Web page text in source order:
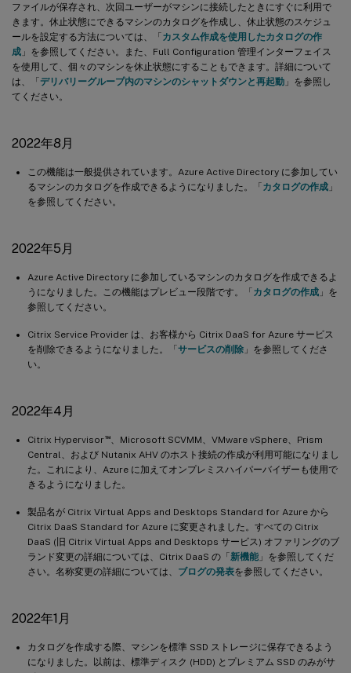
ファイルが保存され、次回ユーザーがマシンに接続したときにすぐに利用で
きます。休止状態にできるマシンのカタログを作成し、休止状態のスケジュ
ールを設定する方法については、「カスタム作成を使用したカタログの作
成 」を参照してください。また、Full Configuration 管理インターフェイス
を使用して、個々のマシンを休止状態にすることもできます。詳細について
は、「デリバリーグループ内のマシンのシャットダウンと再起動 」を参照し
てください。
2022年8月
この機能は一般提供されています。Azure Active Directory に参加してい
るマシンのカタログを作成できるようになりました。「カタログの作成 」
を参照してください。
2022年5月
Azure Active Directory に参加しているマシンのカタログを作成できるよ
うになりました。この機能はプレビュー段階です。「カタログの作成 」を
参照してください。
Citrix Service Provider は、お客様から Citrix DaaS for Azure サービス
を削除できるようになりました。「サービスの削除 」を参照してくださ
い。
2022年4月
Citrix Hypervisor™、Microsoft SCVMM、VMware vSphere、Prism
Central、および Nutanix AHV のホスト接続の作成が利用可能になりまし
た。これにより、Azure に加えてオンプレミスハイパーバイザーも使用で
きるようになりました。
製品名が Citrix Virtual Apps and Desktops Standard for Azure から
Citrix DaaS Standard for Azure に変更されました。すべての Citrix
DaaS (旧 Citrix Virtual Apps and Desktops サービス) オファリングのブ
ランド変更の詳細については、Citrix DaaS の「新機能 」を参照してくだ
さい。名称変更の詳細については、 ブログの発表を参照してください。
2022年1月
カタログを作成する際、マシンを標準 SSD ストレージに保存できるよう
になりました。以前は、標準ディスク (HDD) とプレミアム SSD のみがサ